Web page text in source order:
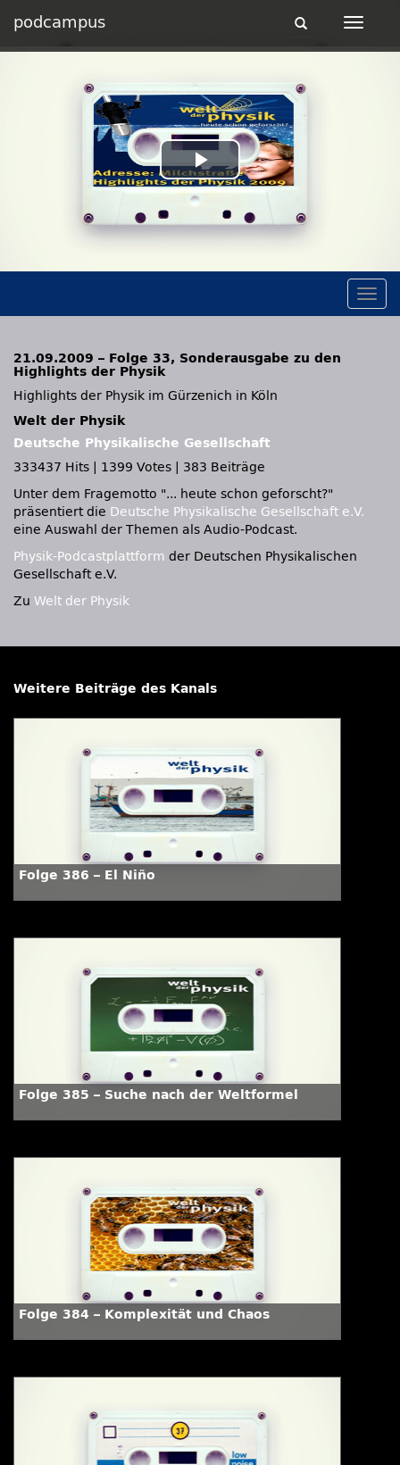
podcampus
Toggle
Toggle
Play
Video
21.09.2009 – Folge 33, Sonderausgabe zu den
Highlights der Physik
Highlights der Physik im Gürzenich in Köln
Welt der Physik
Deutsche Physikalische Gesellschaft
333437 Hits
1399 Votes
383 Beiträge
Unter dem Fragemotto
... heute schon geforscht?
präsentiert die Deutsche Physikalische Gesellschaft e.V.
eine Auswahl der Themen als Audio-Podcast.
Physik-Podcastplattform der Deutschen Physikalischen
Gesellschaft e.V.
Zu Welt der Physik
Weitere Beiträge des Kanals
Folge 386 – El Niño
Folge 385 – Suche nach der Weltformel
Folge 384 – Komplexität und Chaos